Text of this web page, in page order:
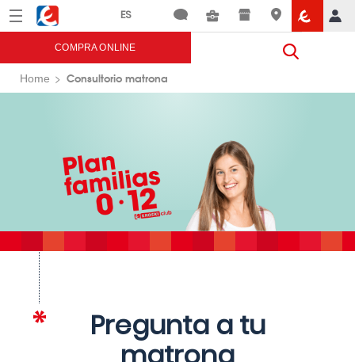
Menú Eroski
COMPRA ONLINE
Home Consultorio matrona
Pregunta a tu